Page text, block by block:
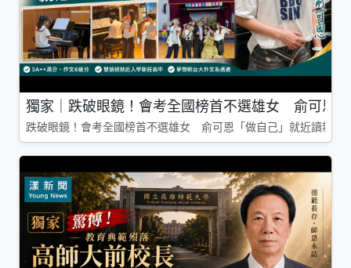
獨家｜跌破眼鏡！會考全國榜首不選雄女 俞可恩
跌破眼鏡！會考全國榜首不選雄女 俞可恩「做自己」就近讀新莊